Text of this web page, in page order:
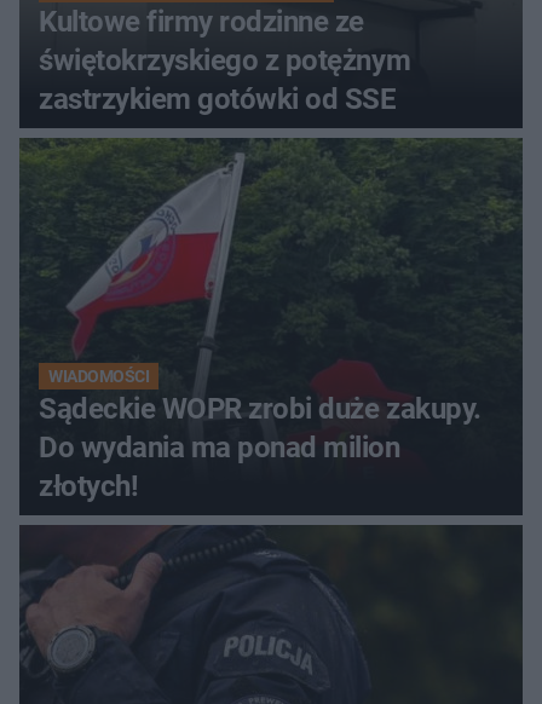
Kultowe firmy rodzinne ze
świętokrzyskiego z potężnym
zastrzykiem gotówki od SSE
WIADOMOŚCI
Sądeckie WOPR zrobi duże zakupy.
Do wydania ma ponad milion
złotych!